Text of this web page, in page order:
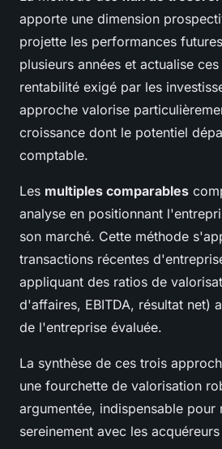
apporte une dimension
projette les performances
plusieurs années et actualise
rentabilité exigé par les
approche valorise
croissance dont le potentiel
comptable.
Les multiples comparables
analyse en positionnant
son marché. Cette méthode
transactions récentes
appliquant des ratios de
d'affaires, EBITDA, résultat net)
de l'entreprise évaluée.
La synthèse de ces trois
une fourchette de valorisation
argumentée, indispensable pour
sereinement avec les